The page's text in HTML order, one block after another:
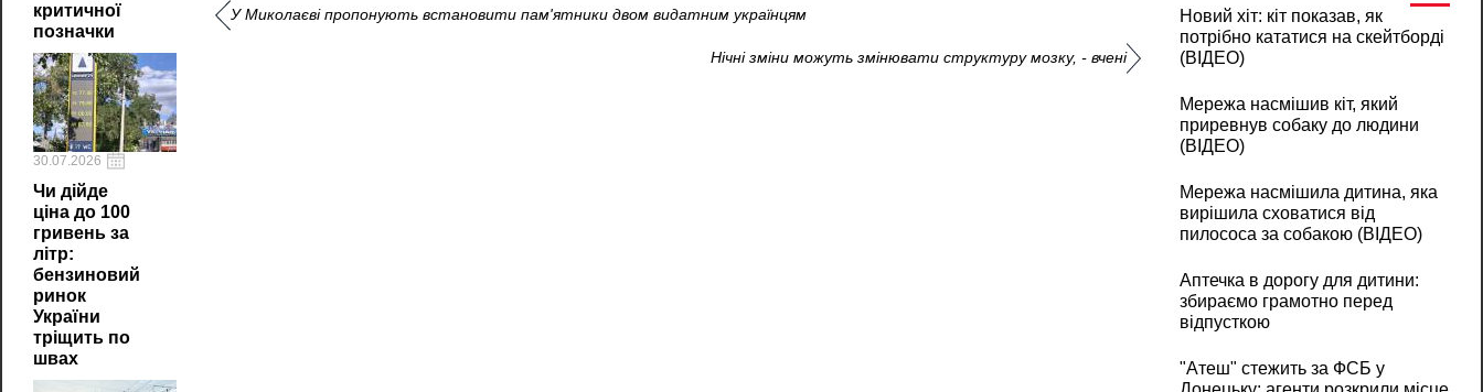
критичної
позначки
30.07.2026
Чи дійде
ціна до 100
гривень за
літр:
бензиновий
ринок
України
тріщить по
швах
У Миколаєві пропонують встановити пам'ятники двом видатним українцям
Нічні зміни можуть змінювати структуру мозку, - вчені
Новий хіт: кіт показав, як
потрібно кататися на скейтборді
(ВІДЕО)
Мережа насмішив кіт, який
приревнув собаку до людини
(ВІДЕО)
Мережа насмішила дитина, яка
вирішила сховатися від
пилососа за собакою (ВІДЕО)
Аптечка в дорогу для дитини:
збираємо грамотно перед
відпусткою
"Атеш" стежить за ФСБ у